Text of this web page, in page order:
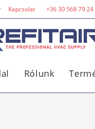
Kapcsolat +36 30 568 79 24
Rólunk